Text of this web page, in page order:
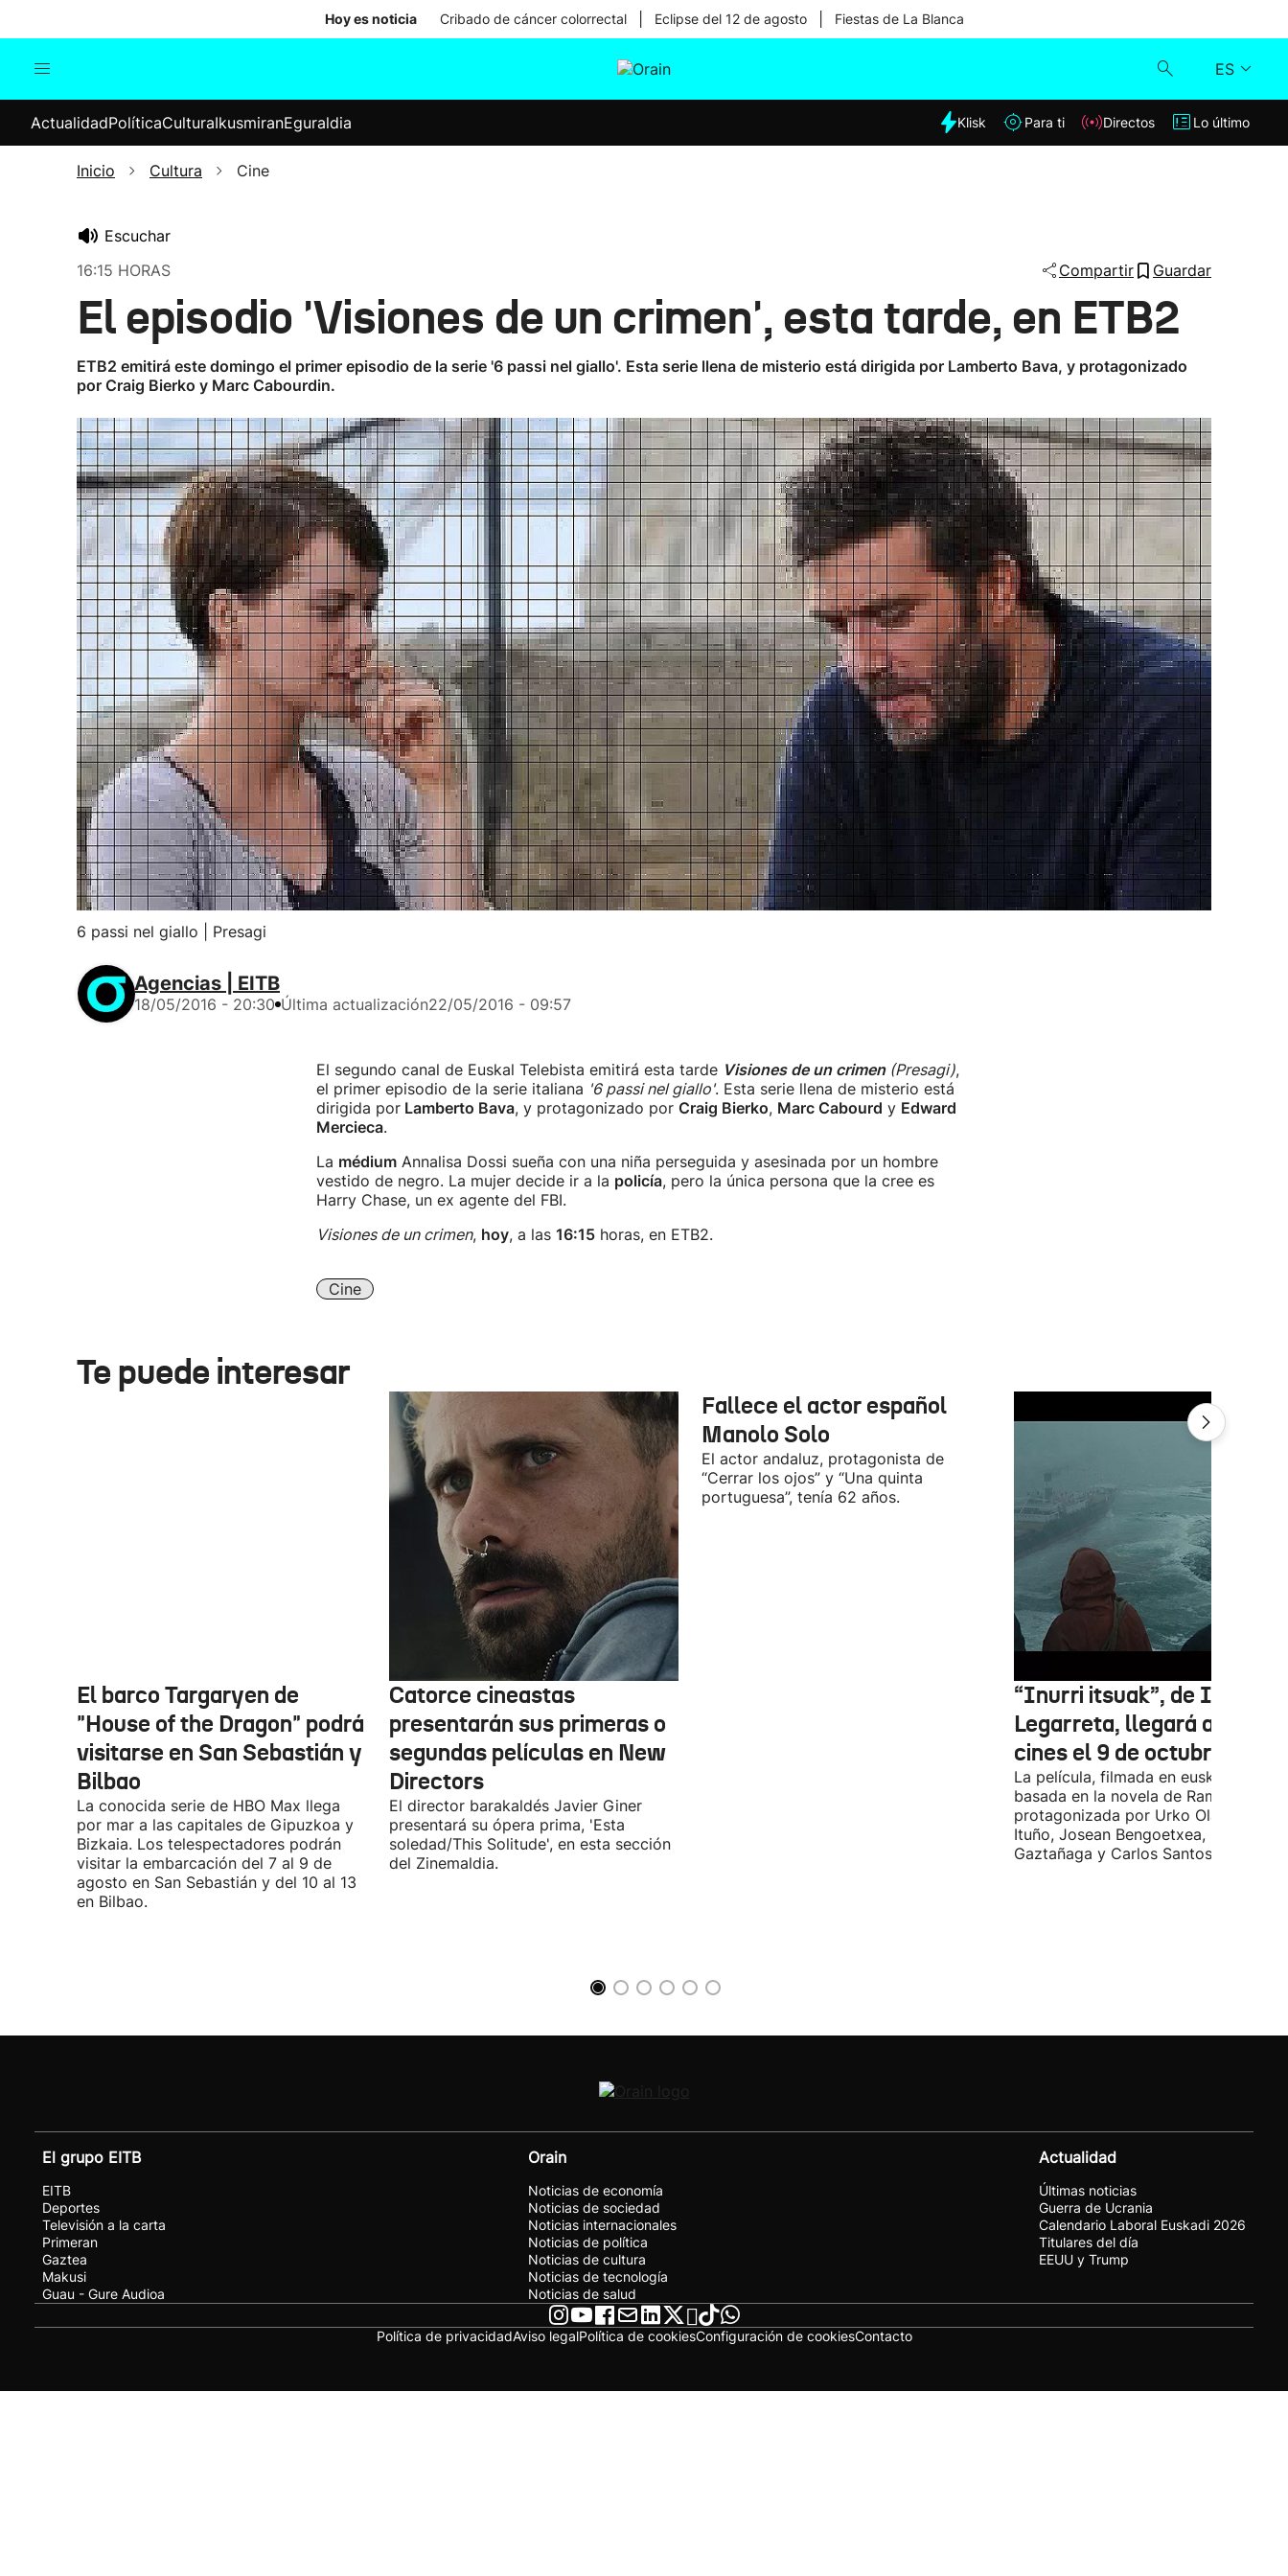
Hoy es noticia Cribado de cáncer colorrectal Eclipse del 12 de agosto Fiestas de La Blanca
ES
Internacional
Elecciones
Klisk
Lo último
ActualidadPolíticaCulturaIkusmiranEguraldia Klisk Para ti Directos Lo último
Inicio Cultura Cine
Escuchar
16:15 HORAS
Compartir Guardar
El episodio 'Visiones de un crimen', esta tarde, en ETB2
ETB2 emitirá este domingo el primer episodio de la serie '6 passi nel giallo'. Esta serie llena de misterio está dirigida por Lamberto Bava, y protagonizado
por Craig Bierko y Marc Cabourdin.
6 passi nel giallo | Presagi
Agencias | EITB
18/05/2016 - 20:30 Última actualización22/05/2016 - 09:57
El segundo canal de Euskal Telebista emitirá esta tarde Visiones de un crimen (Presagi),
el primer episodio de la serie italiana '6 passi nel giallo'. Esta serie llena de misterio está
dirigida porLamberto Bava, y protagonizado por Craig Bierko, Marc Cabourd y Edward
Mercieca.
La médiumAnnalisa Dossi sueña con una niña perseguida y asesinada por un hombre
vestido de negro. La mujer decide ir a la policía, pero la única persona que la cree es
Harry Chase, un ex agente del FBI.
Visiones de un crimen, hoy, a las 16:15horas, en ETB2.
Cine
Te puede interesar
El barco Targaryen de
"House of the Dragon" podrá
visitarse en San Sebastián y
Bilbao
La conocida serie de HBO Max llega
por mar a las capitales de Gipuzkoa y
Bizkaia. Los telespectadores podrán
visitar la embarcación del 7 al 9 de
agosto en San Sebastián y del 10 al 13
en Bilbao.
Catorce cineastas
presentarán sus primeras o
segundas películas en New
Directors
El director barakaldés Javier Giner
presentará su ópera prima, 'Esta
soledad/This Solitude', en esta sección
del Zinemaldia.
Fallece el actor español
Manolo Solo
El actor andaluz, protagonista de
“Cerrar los ojos” y “Una quinta
portuguesa”, tenía 62 años.
“Inurri itsuak”, de Igor
Legarreta, llegará a los
cines el 9 de octubre
La película, filmada en euskera, está
basada en la novela de Ramiro
protagonizada por Urko Olazabal,
Ituño, Josean Bengoetxea, Miren
Gaztañaga y Carlos Santos.
El grupo EITB
EITB
Deportes
Televisión a la carta
Primeran
Gaztea
Makusi
Guau - Gure Audioa
Orain
Noticias de economía
Noticias de sociedad
Noticias internacionales
Noticias de política
Noticias de cultura
Noticias de tecnología
Noticias de salud
Actualidad
Últimas noticias
Guerra de Ucrania
Calendario Laboral Euskadi 2026
Titulares del día
EEUU y Trump
Política de privacidadAviso legalPolítica de cookiesConfiguración de cookiesContacto